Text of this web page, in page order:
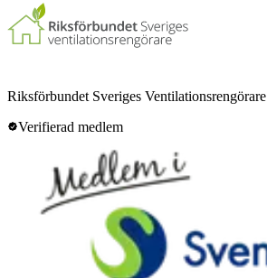
Riksförbundet Sveriges Ventilationsrengörare
Verifierad medlem